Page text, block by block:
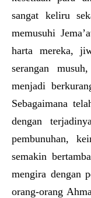
sangat keliru
memusuhi
harta mereka,
serangan
menjadi
Sebagaimana
dengan
pembunuhan,
semakin
mengira dengan
orang-orang